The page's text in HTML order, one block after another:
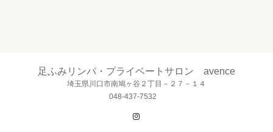
足ふみリンパ・プライベートサロン avence
埼玉県川口市南鳩ヶ谷２丁目－２７－１４
048-437-7532